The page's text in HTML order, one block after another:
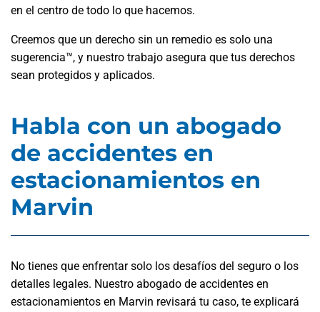
en el centro de todo lo que hacemos.
Creemos que un derecho sin un remedio es solo una
sugerencia™, y nuestro trabajo asegura que tus derechos
sean protegidos y aplicados.
Habla con un abogado
de accidentes en
estacionamientos en
Marvin
No tienes que enfrentar solo los desafíos del seguro o los
detalles legales. Nuestro abogado de accidentes en
estacionamientos en Marvin revisará tu caso, te explicará